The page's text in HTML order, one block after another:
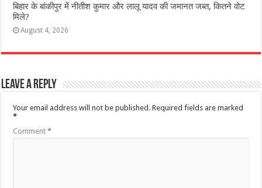
ब‍िहार के बांकीपुर में न‍ीतीश कुमार और लालू यादव की जमानत जब्‍त, कितने वोट
मिले?
August 4, 2026
Leave a Reply
Your email address will not be published. Required fields are marked
*
Comment*